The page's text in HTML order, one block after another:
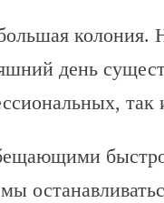
колония.
день